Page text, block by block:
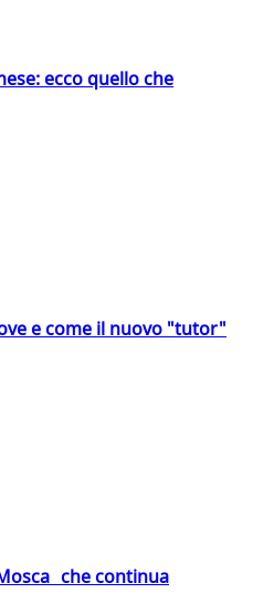
ecco quello che
e come il nuovo "tutor"
che continua